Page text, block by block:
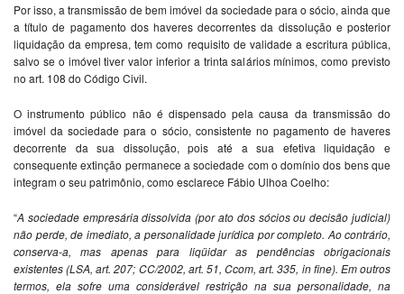
Por isso, a transmissão de bem imóvel da sociedade para o sócio, ainda que
a título de pagamento dos haveres decorrentes da dissolução e posterior
liquidação da empresa, tem como requisito de validade a escritura pública,
salvo se o imóvel tiver valor inferior a trinta salários mínimos, como previsto
no art. 108 do Código Civil.
O instrumento público não é dispensado pela causa da transmissão do
imóvel da sociedade para o sócio, consistente no pagamento de haveres
decorrente da sua dissolução, pois até a sua efetiva liquidação e
consequente extinção permanece a sociedade com o domínio dos bens que
integram o seu patrimônio, como esclarece Fábio Ulhoa Coelho:
“A sociedade empresária dissolvida (por ato dos sócios ou decisão judicial)
não perde, de imediato, a personalidade jurídica por completo. Ao contrário,
conserva-a, mas apenas para liqüidar as pendências obrigacionais
existentes (LSA, art. 207; CC/2002, art. 51, Ccom, art. 335, in fine). Em outros
termos, ela sofre uma considerável restrição na sua personalidade, na